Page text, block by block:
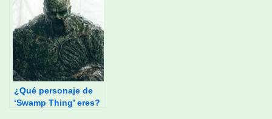
¿Qué personaje de
‘Swamp Thing’ eres?